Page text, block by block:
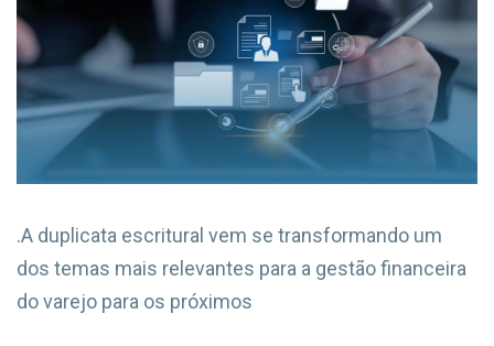
.A duplicata escritural vem se transformando um
dos temas mais relevantes para a gestão financeira
do varejo para os próximos